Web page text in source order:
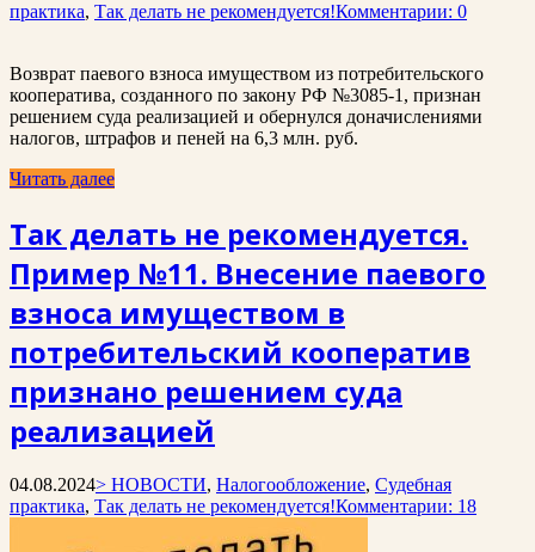
практика, Так делать не рекомендуется!Комментарии: 0
Возврат паевого взноса имуществом из потребительского
кооператива, созданного по закону РФ №3085-1, признан
решением суда реализацией и обернулся доначислениями
налогов, штрафов и пеней на 6,3 млн. руб.
Читать далее
Так делать не рекомендуется.
Пример №11. Внесение паевого
взноса имуществом в
потребительский кооператив
признано решением суда
реализацией
04.08.2024> НОВОСТИ, Налогообложение, Судебная
практика, Так делать не рекомендуется!Комментарии: 18